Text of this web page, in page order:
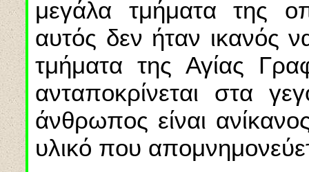
μεγάλα τμήματα της
αυτός δεν ήταν ικανός
τμήματα της Αγίας
ανταποκρίνεται στα
άνθρωπος είναι
υλικό που